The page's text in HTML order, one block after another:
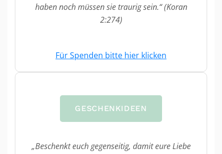
haben noch müssen sie traurig sein.“ (Koran
2:274)
Für Spenden bitte hier klicken
GESCHENKIDEEN
„Beschenkt euch gegenseitig, damit eure Liebe